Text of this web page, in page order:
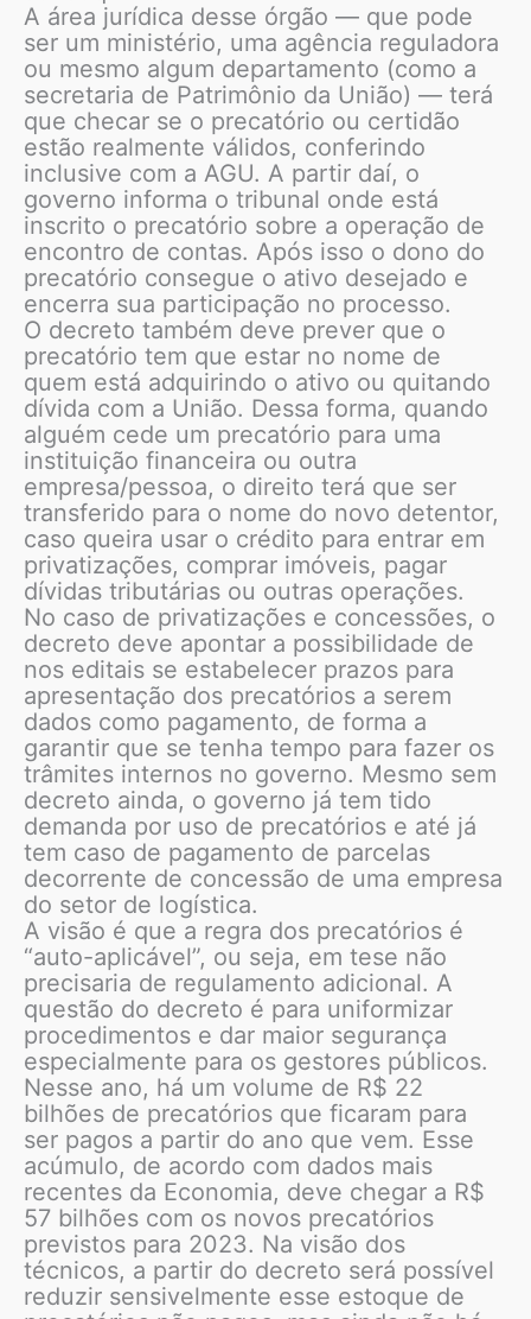
A área jurídica desse órgão — que pode
ser um ministério, uma agência reguladora
ou mesmo algum departamento (como a
secretaria de Patrimônio da União) — terá
que checar se o precatório ou certidão
estão realmente válidos, conferindo
inclusive com a AGU. A partir daí, o
governo informa o tribunal onde está
inscrito o precatório sobre a operação de
encontro de contas. Após isso o dono do
precatório consegue o ativo desejado e
encerra sua participação no processo.
O decreto também deve prever que o
precatório tem que estar no nome de
quem está adquirindo o ativo ou quitando
dívida com a União. Dessa forma, quando
alguém cede um precatório para uma
instituição financeira ou outra
empresa/pessoa, o direito terá que ser
transferido para o nome do novo detentor,
caso queira usar o crédito para entrar em
privatizações, comprar imóveis, pagar
dívidas tributárias ou outras operações.
No caso de privatizações e concessões, o
decreto deve apontar a possibilidade de
nos editais se estabelecer prazos para
apresentação dos precatórios a serem
dados como pagamento, de forma a
garantir que se tenha tempo para fazer os
trâmites internos no governo. Mesmo sem
decreto ainda, o governo já tem tido
demanda por uso de precatórios e até já
tem caso de pagamento de parcelas
decorrente de concessão de uma empresa
do setor de logística.
A visão é que a regra dos precatórios é
“auto-aplicável”, ou seja, em tese não
precisaria de regulamento adicional. A
questão do decreto é para uniformizar
procedimentos e dar maior segurança
especialmente para os gestores públicos.
Nesse ano, há um volume de R$ 22
bilhões de precatórios que ficaram para
ser pagos a partir do ano que vem. Esse
acúmulo, de acordo com dados mais
recentes da Economia, deve chegar a R$
57 bilhões com os novos precatórios
previstos para 2023. Na visão dos
técnicos, a partir do decreto será possível
reduzir sensivelmente esse estoque de